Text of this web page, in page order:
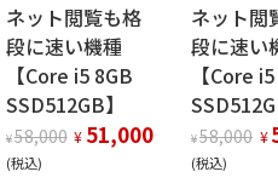
ネット閲覧も格
段に速い機種
【Core i5 8GB
SSD512GB】
¥58,000 ¥ 51,000
(税込)
ネット閲
段に速い
【Core
¥58,000 ¥
(税込)